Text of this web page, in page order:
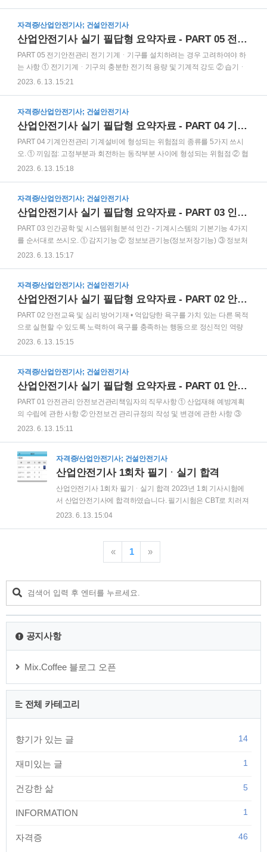
화성 고체 - 리튬, 칼륨, 나트륨, 알킬알루미늄, 알킬리튬 - 황, 황린, 황화인,
적린 - 마그네슘 분말 - 셀룰로이드류 (4) 인화성 액체 - 에틸에테르, 메틸에틸
케톤, 메틸알코올, 에틸알코올 - 아세트산, 아세트알데히드, 아세톤 - 노르말
헥산, 산화프로필렌, 크실렌 - 이황화탄소, 하이드라진 - 등유, ..
자격증/산업안전기사; 건설안전기사
산업안전기사 실기 필답형 요약자료 - PART 05 전기안전관리
PART 05 전기안전관리 전기 기계ᆞ기구를 설치하려는 경우 고려하여야 하
는 사항 ① 전기기계ᆞ기구의 충분한 전기적 용량 및 기계적 강도 ② 습기ᆞ
분진 등 사용장소의 주위환경 ③ 전기적ᆞ기계적 방호수단의 적정성 전로 등
가 노출되지 아니하도록 폐쇄형 외함이 있는 구조로 할 것 ② 충분한 절연효
과가 있는 방호망 또는 절연덮개를 설치할 것 ③ 충전부는 내구성이 있는 절
연물로 완전히 덮어 감쌀 것 ④ 발전소ᆞ변전소 및 개폐소 등 구획되어 있는
장소로서 관계 근로자가 아닌 사람의 출입이 금지되는 장소에 충전부를 설
2023. 6. 13. 15:21
자격증/산업안전기사; 건설안전기사
산업안전기사 실기 필답형 요약자료 - PART 04 기계안전관리
PART 04 기계안전관리 기계설비에 형성되는 위험점의 종류를 5가지 쓰시
오. ① 끼임점: 고정부분과 회전하는 동작부분 사이에 형성되는 위험점 ② 협
착점: 왕복운동 부분과 고정부분 사이에서 형성되는 위험점 ③ 절단점: 회전
2개의 회전체에 물려 들어가는 위험점 ⑥ 접선물림점: 회전하는 부분의 접선
방향으로 물려 들어가는 위험점 산업안전보건법상 유해ㆍ위험한 기계ㆍ기
구의 방호조치에 대한 근로자의 준수사항 ① 방호조치를 해체하려는 경우:
사업주의 허가를 받아 해체할 것 ② 방호조치 해체사유가 소멸된 경우: 지체
2023. 6. 13. 15:18
자격증/산업안전기사; 건설안전기사
산업안전기사 실기 필답형 요약자료 - PART 03 인간공학 및 시스템위험분석
PART 03 인간공학 및 시스템위험분석 인간 - 기계시스템의 기본기능 4가지
를 순서대로 쓰시오. ① 감지기능 ② 정보보관기능(정보저장기능) ③ 정보처
리 및 의사결정기능 ④ 행동기능 인간 - 기계시스템의 유형 3가지를 쓰시오.
오류(Omission Error) ③ 순서오류(Sequential Error) ④ 시간오류(Time
Error) ⑤ 과잉행동오류(Extraneous Error) 휴먼에러 원인의 레벨적 분류 ①
1차 에러(primary error) ② 2차 에러(secondary error) ③ command error 재
해예방을 위한 Foo..
2023. 6. 13. 15:17
자격증/산업안전기사; 건설안전기사
산업안전기사 실기 필답형 요약자료 - PART 02 안전교육 및 심리
PART 02 안전교육 및 심리 방어기재 • 억압당한 욕구를 가치 있는 다른 목적
으로 실현할 수 있도록 노력하여 욕구를 충족하는 행동으로 정신적인 역량
의 전환을 의미하는 것 → (승화) • 억압된 욕구나 감정이 나타나지 않도록 그
(전위)) • 자신의 무능과 결함에 의하여 생긴 긴장이나 열등감을 해소시키기
위하여 장점 같은 것으로 그 결함을 보충하려는 행동 → (보상) • 자기의 것이
사실은 아님에도 불구하고 자기의 것이나 된 듯이 행동을 하여 승인을 얻고
자 하는 것 → (동일화) • 자신의 약점이나 실패를 그럴듯한 이유를 들어 남의
2023. 6. 13. 15:15
자격증/산업안전기사; 건설안전기사
산업안전기사 실기 필답형 요약자료 - PART 01 안전관리
PART 01 안전관리 안전보건관리책임자의 직무사항 ① 산업재해 예방계획
의 수립에 관한 사항 ② 안전보건 관리규정의 작성 및 변경에 관한 사항 ③
근로자의 안전ㆍ보건교육에 관한 사항 ④ 작업환경 측정 등 작업환경의 점
산업재해의 원인조사 및 재발방지 대책 수립에 관한 사항 ⑦ 산업재해에 관
한 통계의 기록 및 유지에 관한 사항 ⑧ 안전장치 및 보호구 구입시 적격품
여부 확인에 관한 사항 ⑨ 위험성평가의 실시에 관한 사항 ⑩ 근로자의 위험
또는 건강장해의 방지에 관한 사항 산업안전보건위원회의 심의ᆞ의결사항 /
노사협의체 심의ᆞ의결사항 ① 산업재해 예방계획의 수립에 관한 사항 ② 안
2023. 6. 13. 15:11
자격증/산업안전기사; 건설안전기사
산업안전기사 1회차 필기ᆞ실기 합격
산업안전기사 1회차 필기ᆞ실기 합격 2023년 1회 기사시험에
서 산업안전기사에 합격하였습니다. 필기시험은 CBT로 치러져
시험일자가 다르기 때문에 산업안전기사와 건설안전기사 2개
기도 무난하게 합격했습니다. 시험도 중독이 되는 것 같습니다.
직장생활하며, 업무와 아무런 관계도 없는 자격증을 되는대로
다. 구민사 교재로 최윤정 선생님이 카페에서 무료로 제공하는
강의를 반복 수강했고, 지겨우리만큼 수강한 결과 20분만에 시
험 치고 모니터에 “합격” 문구 나오는 것을 확인..
2023. 6. 13. 15:04
« 1 »
공지사항
Mix.Coffee 블로그 오픈
전체 카테고리
향기가 있는 글 14
재미있는 글 1
건강한 삶 5
INFORMATION 1
자격증 46